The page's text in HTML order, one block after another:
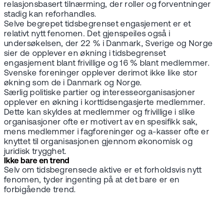
relasjonsbasert tilnærming, der roller og forventninger
stadig kan reforhandles.
Selve begrepet tidsbegrenset engasjement er et
relativt nytt fenomen. Det gjenspeiles også i
undersøkelsen, der 22 % i Danmark, Sverige og Norge
sier de opplever en økning i tidsbegrenset
engasjement blant frivillige og 16 % blant medlemmer.
Svenske foreninger opplever derimot ikke like stor
økning som de i Danmark og Norge.
Særlig politiske partier og interesseorganisasjoner
opplever en økning i korttidsengasjerte medlemmer.
Dette kan skyldes at medlemmer og frivillige i slike
organisasjoner ofte er motivert av en spesifikk sak,
mens medlemmer i fagforeninger og a-kasser ofte er
knyttet til organisasjonen gjennom økonomisk og
juridisk trygghet.
Ikke bare en trend
Selv om tidsbegrensede aktive er et forholdsvis nytt
fenomen, tyder ingenting på at det bare er en
forbigående trend.